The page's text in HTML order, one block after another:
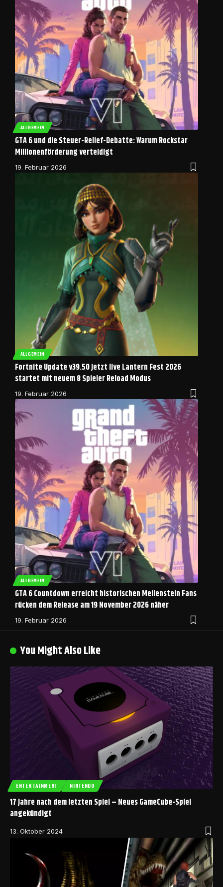
ALLGEMEIN
GTA 6 und die Steuer-Relief-Debatte: Warum Rockstar
Millionenförderung verteidigt
19. Februar 2026
ALLGEMEIN
Fortnite Update v39.50 jetzt live Lantern Fest 2026
startet mit neuem 8 Spieler Reload Modus
19. Februar 2026
ALLGEMEIN
GTA 6 Countdown erreicht historischen Meilenstein Fans
rücken dem Release am 19 November 2026 näher
19. Februar 2026
You Might Also Like
ENTERTAINMENT NINTENDO
17 Jahre nach dem letzten Spiel – Neues GameCube-Spiel
angekündigt
13. Oktober 2024